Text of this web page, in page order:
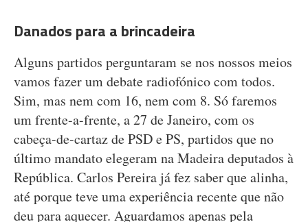
Danados para a brincadeira
Alguns partidos perguntaram se nos nossos meios
vamos fazer um debate radiofónico com todos.
Sim, mas nem com 16, nem com 8. Só faremos
um frente-a-frente, a 27 de Janeiro, com os
cabeça-de-cartaz de PSD e PS, partidos que no
último mandato elegeram na Madeira deputados à
República. Carlos Pereira já fez saber que alinha,
até porque teve uma experiência recente que não
deu para aquecer. Aguardamos apenas pela